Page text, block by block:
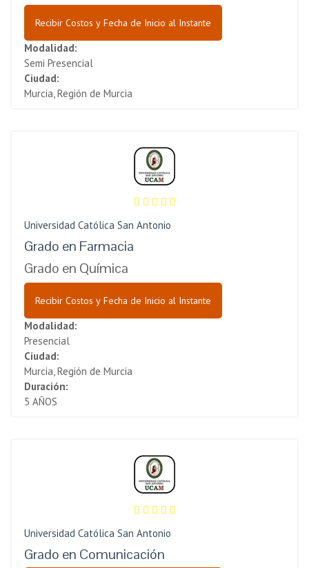
Recibir Costos y Fecha de Inicio al Instante
Modalidad:
Semi Presencial
Ciudad:
Murcia, Región de Murcia
Universidad Católica San Antonio
Grado en Farmacia
Grado en Química
Recibir Costos y Fecha de Inicio al Instante
Modalidad:
Presencial
Ciudad:
Murcia, Región de Murcia
Duración:
5 AÑOS
Universidad Católica San Antonio
Grado en Comunicación